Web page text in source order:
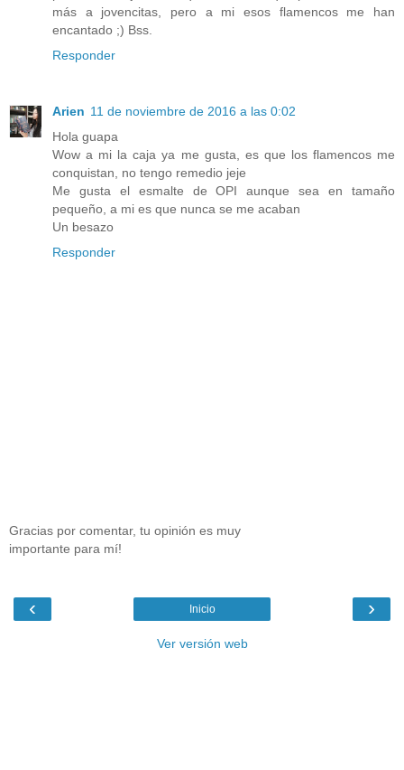
más a jovencitas, pero a mi esos flamencos me han
encantado ;) Bss.
Responder
Arien 11 de noviembre de 2016 a las 0:02
Hola guapa
Wow a mi la caja ya me gusta, es que los flamencos me
conquistan, no tengo remedio jeje
Me gusta el esmalte de OPI aunque sea en tamaño
pequeño, a mi es que nunca se me acaban
Un besazo
Responder
Gracias por comentar, tu opinión es muy
importante para mí!
‹ ›
Inicio
Ver versión web